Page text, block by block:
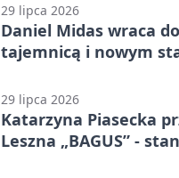
29 lipca 2026
Daniel Midas wraca
tajemnicą i nowym
29 lipca 2026
Katarzyna Piasecka
Leszna „BAGUS” -